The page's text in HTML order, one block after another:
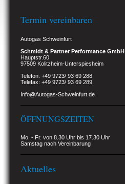
Termin vereinbaren
Autogas Schweinfurt
Schmidt & Partner Performance GmbH
Hauptstr.60
97509 Kolitzheim-Unterspiesheim
Telefon: +49 9723/ 93 69 288
Telefax: +49 9723/ 93 69 289
Info@Autogas-Schweinfurt.de
ÖFFNUNGSZEITEN
Mo. - Fr. von 8.30 Uhr bis 17.30 Uhr
Samstag nach Vereinbarung
Aktuelles